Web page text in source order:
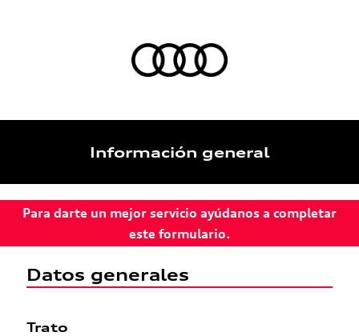
Información general
Para darte un mejor servicio ayúdanos a completar
este formulario.
Datos generales
Trato